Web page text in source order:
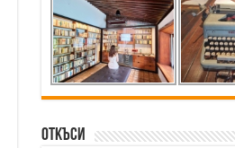
Откъси